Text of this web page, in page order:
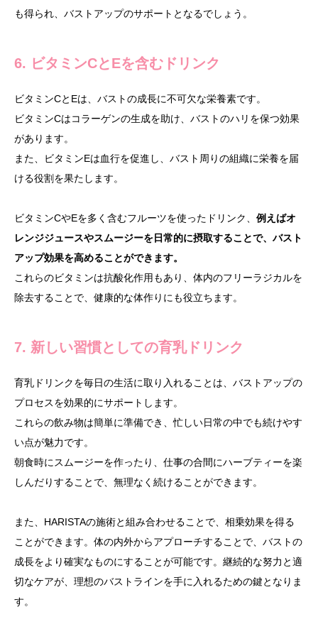
も得られ、バストアップのサポートとなるでしょう。
6. ビタミンCとEを含むドリンク
ビタミンCとEは、バストの成長に不可欠な栄養素です。
ビタミンCはコラーゲンの生成を助け、バストのハリを保つ効果
があります。
また、ビタミンEは血行を促進し、バスト周りの組織に栄養を届
ける役割を果たします。
ビタミンCやEを多く含むフルーツを使ったドリンク、 例えばオ
レンジジュースやスムージーを日常的に摂取することで、バスト
アップ効果を高めることができます。
これらのビタミンは抗酸化作用もあり、体内のフリーラジカルを
除去することで、健康的な体作りにも役立ちます。
7. 新しい習慣としての育乳ドリンク
育乳ドリンクを毎日の生活に取り入れることは、バストアップの
プロセスを効果的にサポートします。
これらの飲み物は簡単に準備でき、忙しい日常の中でも続けやす
い点が魅力です。
朝食時にスムージーを作ったり、仕事の合間にハーブティーを楽
しんだりすることで、無理なく続けることができます。
また、HARISTAの施術と組み合わせることで、相乗効果を得る
ことができます。体の内外からアプローチすることで、バストの
成長をより確実なものにすることが可能です。継続的な努力と適
切なケアが、理想のバストラインを手に入れるための鍵となりま
す。